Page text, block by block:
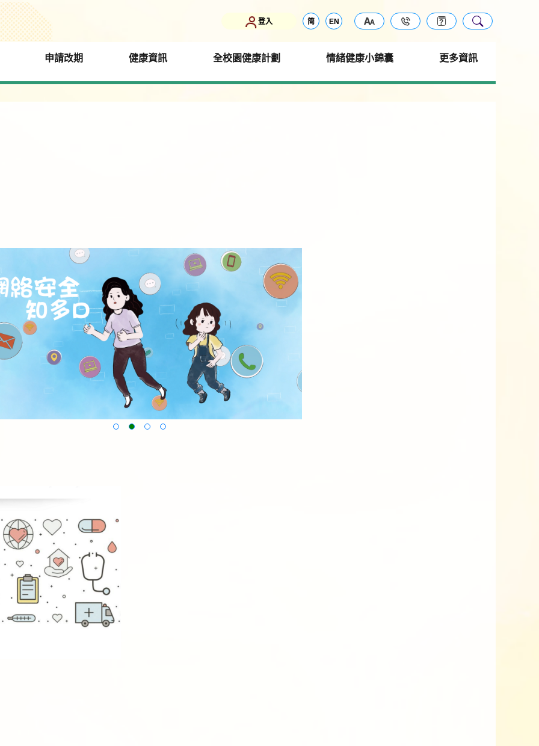
登入 简 EN
申請改期 健康資訊 全校園健康計劃 情緒健康小錦囊 更多資訊